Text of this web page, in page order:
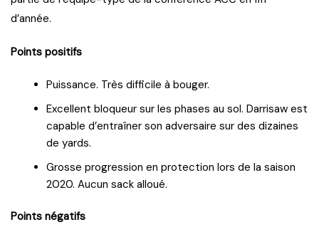
d’année.
Points positifs
Puissance. Très difficile à bouger.
Excellent bloqueur sur les phases au sol. Darrisaw est
capable d’entraîner son adversaire sur des dizaines
de yards.
Grosse progression en protection lors de la saison
2020. Aucun sack alloué.
Points négatifs